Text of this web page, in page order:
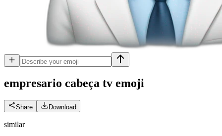
empresario cabeça tv emoji
Share Download
similar